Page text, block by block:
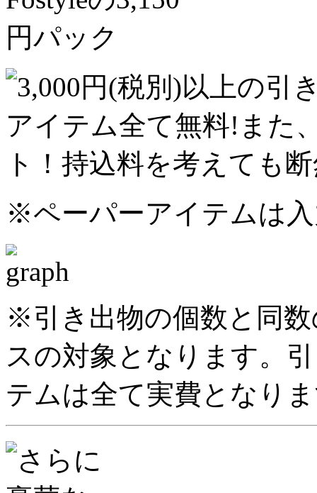
※ペーパーアイテムは
※引き出物の個数と同
スの対象となります。
テムは全て実費となり